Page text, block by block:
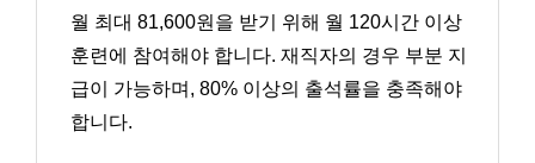
월 최대 81,600원을 받기 위해 월 120시간 이상
훈련에 참여해야 합니다. 재직자의 경우 부분 지
급이 가능하며, 80% 이상의 출석률을 충족해야
합니다.